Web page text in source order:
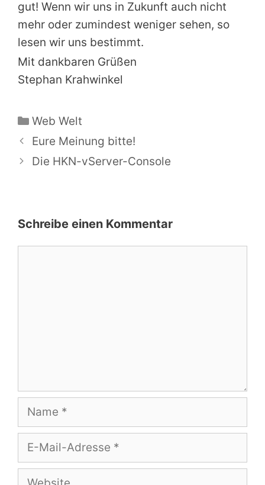
gut! Wenn wir uns in Zukunft auch nicht
mehr oder zumindest weniger sehen, so
lesen wir uns bestimmt.
Mit dankbaren Grüßen
Stephan Krahwinkel
Kategorien
Web Welt
Eure Meinung bitte!
Die HKN-vServer-Console
Schreibe einen Kommentar
Name
E-
Mail-
Adresse
Website